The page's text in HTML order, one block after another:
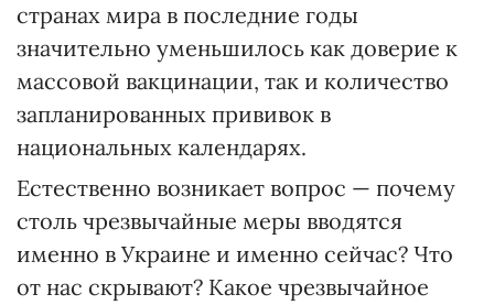
странах мира в последние годы
значительно уменьшилось как доверие к
массовой вакцинации, так и количество
запланированных прививок в
национальных календарях.
Естественно возникает вопрос — почему
столь чрезвычайные меры вводятся
именно в Украине и именно сейчас? Что
от нас скрывают? Какое чрезвычайное